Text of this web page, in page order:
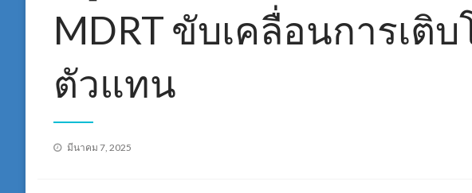
MDRT ขับเคลื่อนการเติ
ตัวแทน
Posted
มีนาคม 7, 2025